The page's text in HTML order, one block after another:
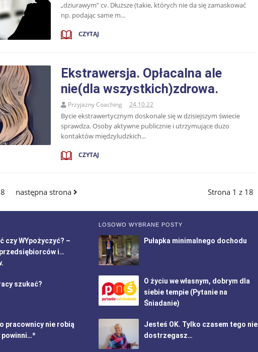
„dziurawym” cv. Dłuższe (takie, których nie da się zamaskować
np. podając same m...
CZYTAJ
Ekstrawersja. Opłacalna ale
nie(dla wszystkich)zdrowa.
Przyjazny Coaching 24.10.22
Bycie ekstrawertycznym doskonale się w dzisiejszym świecie
sprawdza. Osoby aktywne publicznie i utrzymujące dużo
kontaktów międzyludzkich...
CZYTAJ
Strona 1 z 18
następna strona
czy WYpożyczyć? –
i…
szukać?
pracownicy nie robią
powinni…*
LOSOWO WYBRANE POSTY
Pułapka minimalnego dochodu
O życiu we własnym, dobrym dla
siebie tempie (Pytanie na
Śniadanie)
Jesteś OK. Tylko czasem tego nie
dostrzegasz…